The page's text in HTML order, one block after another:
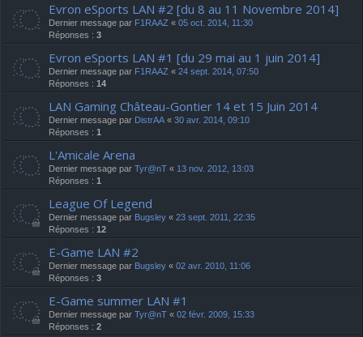
Evron eSports LAN #2 [du 8 au 11 Novembre 2014]
Dernier message par F1RAAZ « 05 oct. 2014, 11:30
Réponses : 3
Evron eSports LAN #1 [du 29 mai au 1 juin 2014]
Dernier message par F1RAAZ « 24 sept. 2014, 07:50
Réponses : 14
LAN Gaming Château-Gontier 14 et 15 Juin 2014
Dernier message par DistrAA « 30 avr. 2014, 09:10
Réponses : 1
L'Amicale Arena
Dernier message par Tyr@nT « 13 nov. 2012, 13:03
Réponses : 1
League Of Legend
Dernier message par Bugsley « 23 sept. 2011, 22:35
Réponses : 12
E-Game LAN #2
Dernier message par Bugsley « 02 avr. 2010, 11:06
Réponses : 3
E-Game summer LAN #1
Dernier message par Tyr@nT « 02 févr. 2009, 15:33
Réponses : 2